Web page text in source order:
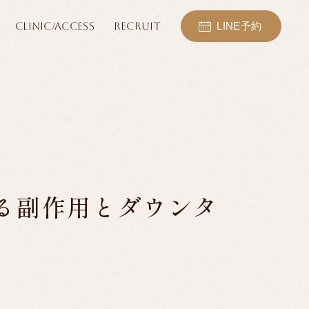
CLINIC/ACCESS RECRUIT LINE予約
副作用とダウンタ